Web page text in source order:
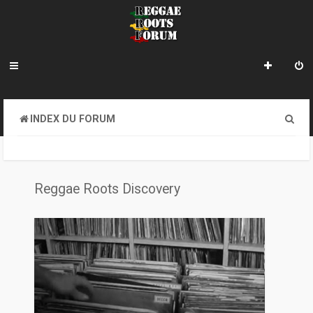
INDEX DU FORUM
Reggae Roots Discovery